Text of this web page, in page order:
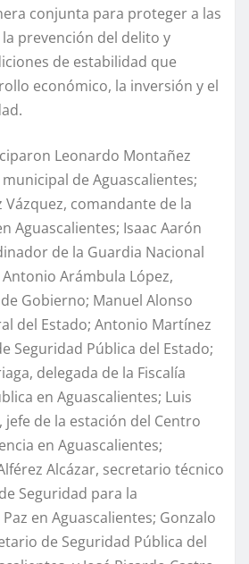
conjunta para proteger a las
prevención del delito y
de estabilidad que
económico, la inversión y el
Leonardo Montañez
de Aguascalientes;
Vázquez, comandante de la
Aguascalientes; Isaac Aarón
de la Guardia Nacional
Arámbula López,
Gobierno; Manuel Alonso
del Estado; Antonio Martínez
Seguridad Pública del Estado;
delegada de la Fiscalía
en Aguascalientes; Luis
de la estación del Centro
en Aguascalientes;
Alcázar, secretario técnico
Seguridad para la
en Aguascalientes; Gonzalo
de Seguridad Pública del